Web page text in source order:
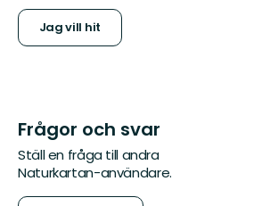
Jag vill hit
Frågor och svar
Ställ en fråga till andra
Naturkartan-användare.